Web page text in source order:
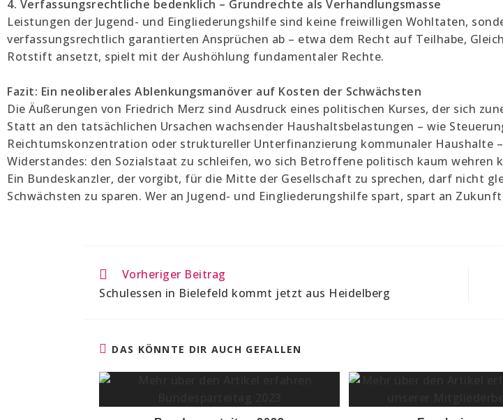
4. Verfassungsrechtliche bedenklich – Grundrechte als Verhandlungsmasse
Leistungen der Jugend- und Eingliederungshilfe sind keine freiwilligen Wohltaten,
verfassungsrechtlich garantierten Ansprüchen ab – etwa dem Recht auf Teilhabe,
Rotstift ansetzt, spielt mit der Aushöhlung fundamentaler Rechte.
Fazit: Ein neoliberales Ablenkungsmanöver auf Kosten der Schwächsten
Die Äußerungen von Friedrich Merz sind Ausdruck eines politischen Kurses, der sich
Statt an den tatsächlichen Ursachen wachsender Haushaltsbelastungen – wie
Reichtumskonzentration oder struktureller Unterfinanzierung kommunaler Haushalte
Widerstandes: den Sozialstaat zu schleifen, wo sich Betroffene politisch kaum wehren
Ein Bundeskanzler, der vorgibt, für die Mitte der Gesellschaft zu sprechen, darf nicht
Schwächsten zu sparen. Wer an Jugend- und Eingliederungshilfe spart, spart an
Vorheriger Beitrag
Schulessen in Bielefeld kommt jetzt aus Heidelberg
DAS KÖNNTE DIR AUCH GEFALLEN